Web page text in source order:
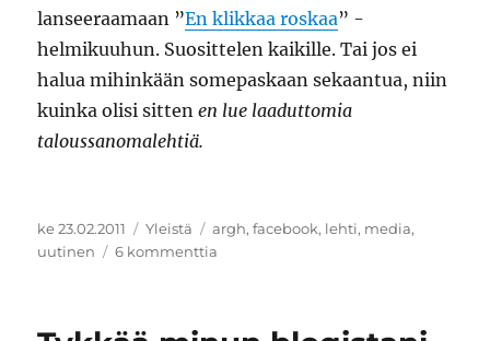
lanseeraamaan ”En klikkaa roskaa” -
helmikuuhun. Suosittelen kaikille. Tai jos ei
halua mihinkään somepaskaan sekaantua, niin
kuinka olisi sittenen lue laaduttomia
taloussanomalehtiä.
Julkaistu
ke 23.02.2011 Kategoriat
Yleistä Avainsanat
argh,facebook, lehti, media,
uutinen
6 kommenttia